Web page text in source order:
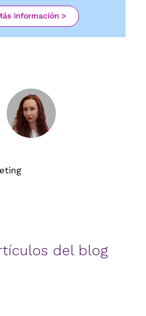
información >
del blog